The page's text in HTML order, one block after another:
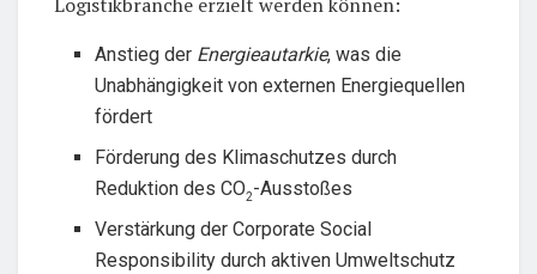
Logistikbranche erzielt werden können:
Anstieg der Energieautarkie, was die
Unabhängigkeit von externen Energiequellen
fördert
Förderung des Klimaschutzes durch
Reduktion des CO2-Ausstoßes
Verstärkung der Corporate Social
Responsibility durch aktiven Umweltschutz